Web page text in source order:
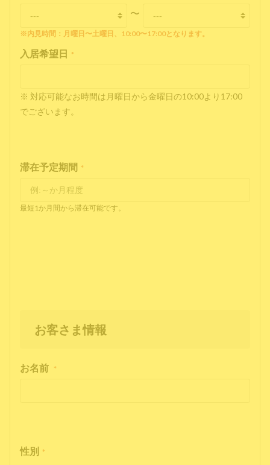
〜
※内見時間：月曜日〜土曜日、10:00〜17:00となります。
入居希望日 *
※ 対応可能なお時間は月曜日から金曜日の10:00より17:00
でございます。
滞在予定期間 *
最短1か月間から滞在可能です。
お客さま情報
お名前 *
性別 *